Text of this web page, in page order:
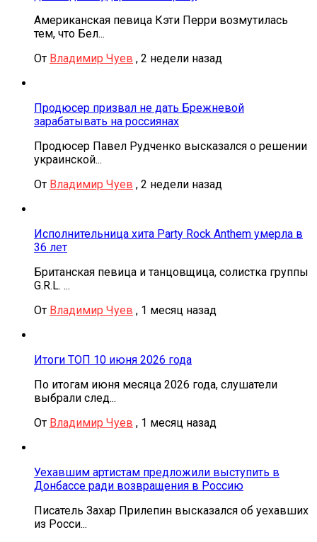
Американская певица Кэти Перри возмутилась
тем, что Бел...
От Владимир Чуев , 2 недели назад
Продюсер призвал не дать Брежневой
зарабатывать на россиянах
Продюсер Павел Рудченко высказался о решении
украинской...
От Владимир Чуев , 2 недели назад
Исполнительница хита Party Rock Anthem умерла в
36 лет
Британская певица и танцовщица, солистка группы
G.R.L. ...
От Владимир Чуев , 1 месяц назад
Итоги ТОП 10 июня 2026 года
По итогам июня месяца 2026 года, слушатели
выбрали след...
От Владимир Чуев , 1 месяц назад
Уехавшим артистам предложили выступить в
Донбассе ради возвращения в Россию
Писатель Захар Прилепин высказался об уехавших
из Росси...